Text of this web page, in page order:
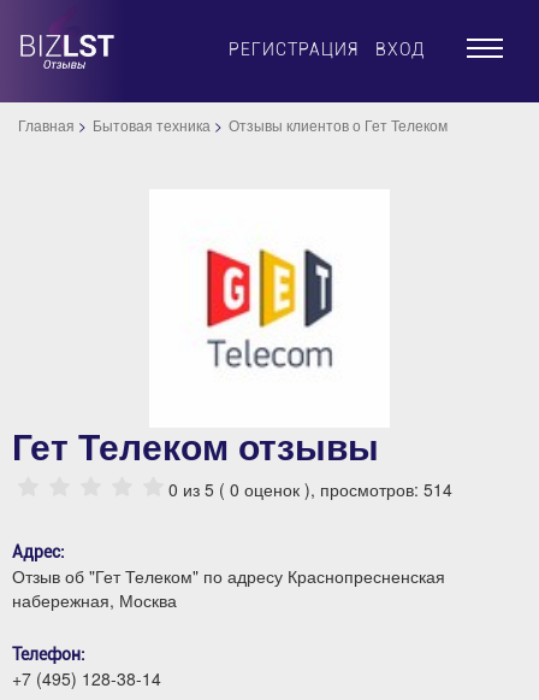
РЕГИСТРАЦИЯ ВХОД ×
Главная Бытовая техника Отзывы клиентов о Гет Телеком
Гет Телеком отзывы
0 из 5 ( 0 оценок ), просмотров: 514
Адрес:
Отзыв об "Гет Телеком" по адресу Краснопресненская
набережная, Москва
Телефон:
+7 (495) 128-38-14